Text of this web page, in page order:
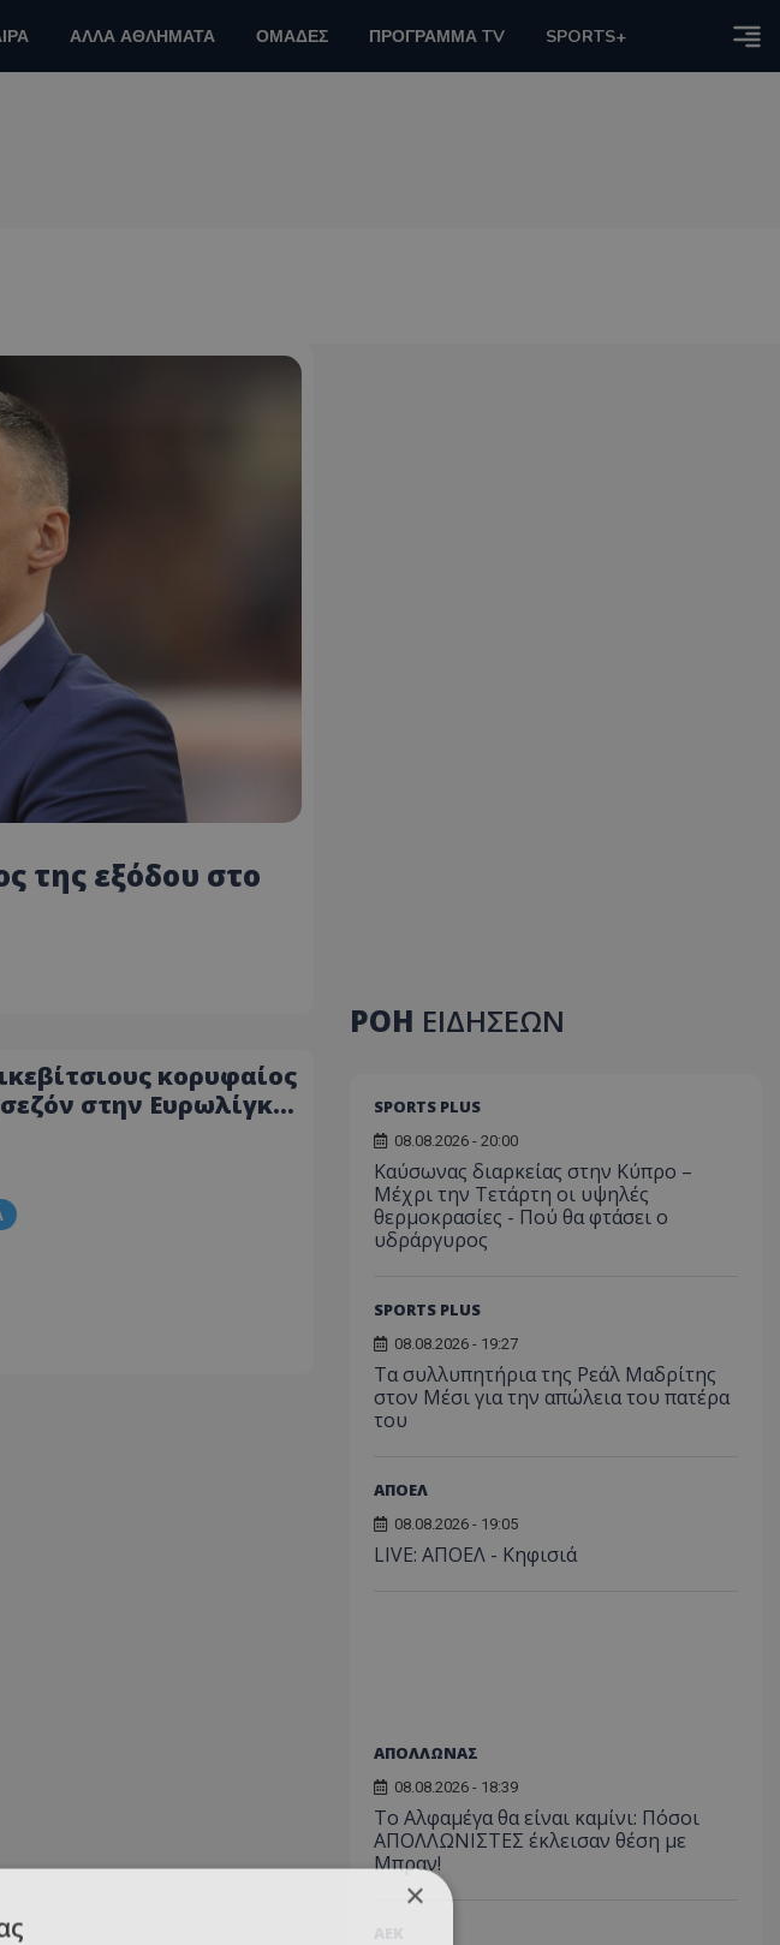
ΑΛΛΑ ΑΘΛΗΜΑΤΑ ΟΜΑΔΕΣ ΠΡΟΓΡΑΜΜΑ TV SPORTS+
της εξόδου στο
κορυφαίος
στην Ευρωλίγκα
ΡΟΗ ΕΙΔΗΣΕΩΝ
SPORTS PLUS
08.08.2026 - 20:00
Καύσωνας διαρκείας στην Κύπρο –
Μέχρι την Τετάρτη οι υψηλές
θερμοκρασίες - Πού θα φτάσει ο
υδράργυρος
SPORTS PLUS
08.08.2026 - 19:27
Τα συλλυπητήρια της Ρεάλ Μαδρίτης
στον Μέσι για την απώλεια του πατέρα
του
ΑΠΟΕΛ
08.08.2026 - 19:05
LIVE: ΑΠΟΕΛ - Κηφισιά
ΑΠΟΛΛΩΝΑΣ
08.08.2026 - 18:39
Το Αλφαμέγα θα είναι καμίνι: Πόσοι
ΑΠΟΛΛΩΝΙΣΤΕΣ έκλεισαν θέση με
Μπραν!
×